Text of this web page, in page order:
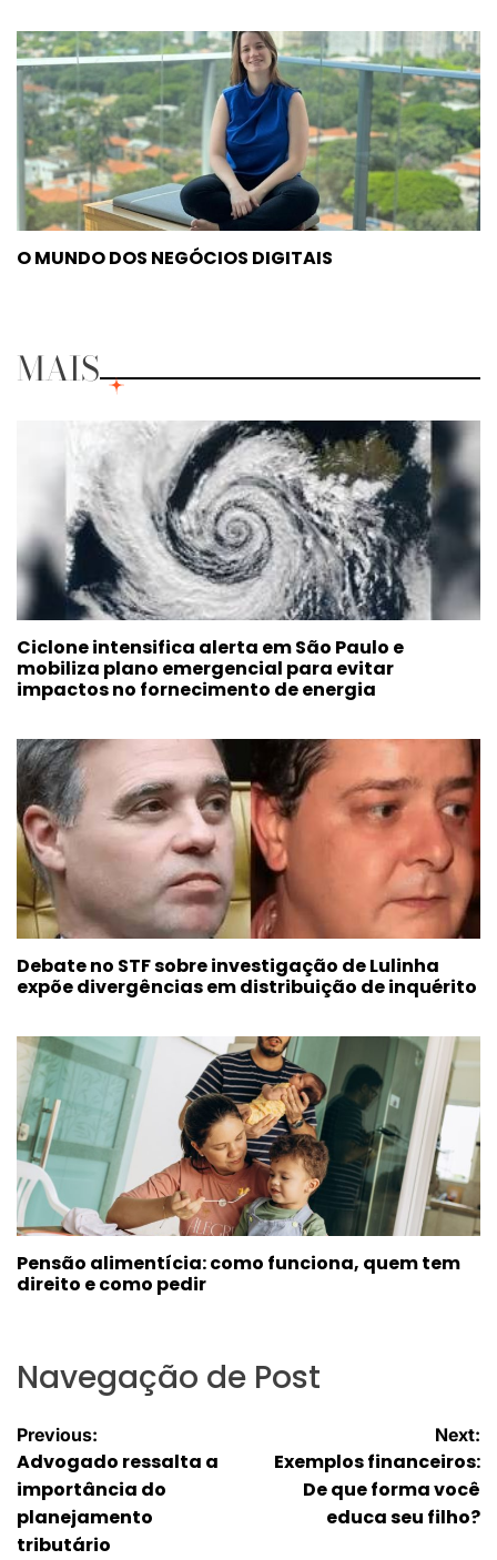
O MUNDO DOS NEGÓCIOS DIGITAIS
MAIS
Ciclone intensifica alerta em São Paulo e
mobiliza plano emergencial para evitar
impactos no fornecimento de energia
Debate no STF sobre investigação de Lulinha
expõe divergências em distribuição de inquérito
Pensão alimentícia: como funciona, quem tem
direito e como pedir
Navegação de Post
Previous:
Advogado ressalta a
importância do
planejamento
tributário
Next:
Exemplos financeiros:
De que forma você
educa seu filho?